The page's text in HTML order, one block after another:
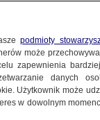
podmioty
może
zapewnienia
danych
Użytkownik może
w dowolnym